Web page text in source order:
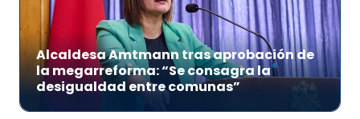
Alcaldesa Amtmann tras aprobación de
la megarreforma: “Se consagra la
desigualdad entre comunas”